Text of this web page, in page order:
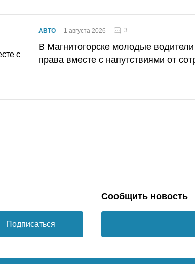
АВТО 1 августа 2026 3
В Магнитогорске молодые
права вместе с напутствиями от
Подписаться
Сообщить новость